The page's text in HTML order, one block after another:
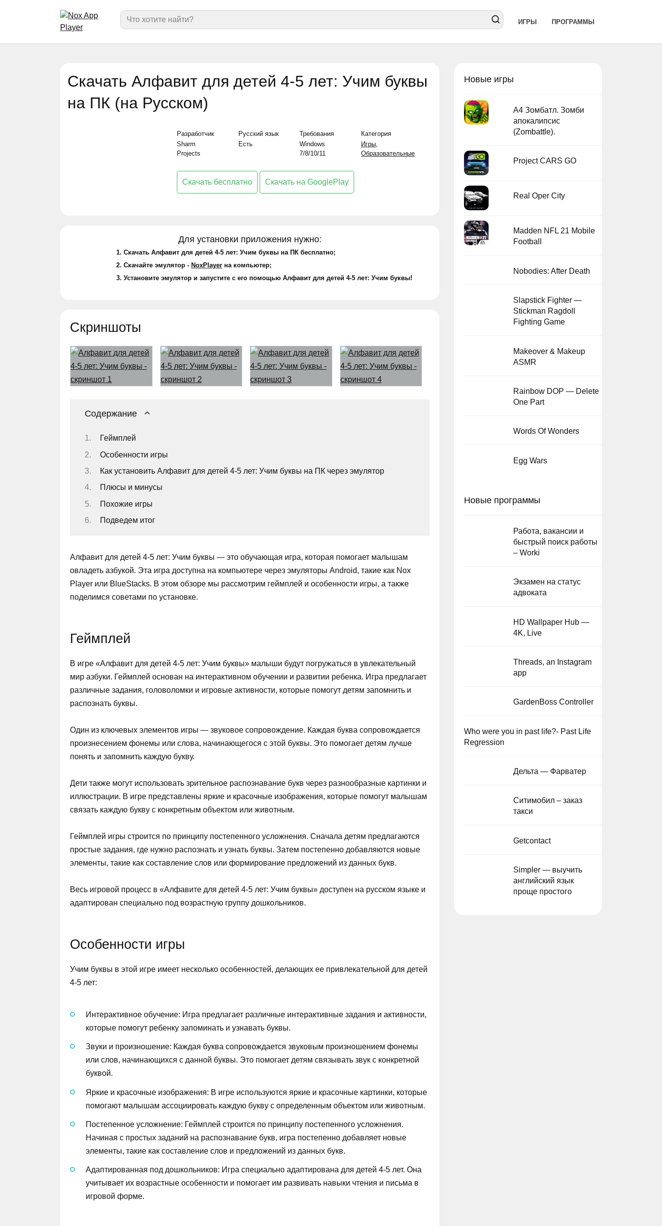
Search
for:
ИГРЫ ПРОГРАММЫ
Скачать Алфавит для детей 4-5 лет: Учим буквы
на ПК (на Русском)
Разработчик
Sharm
Projects
Русский язык
Есть
Требования
Windows
7/8/10/11
Категория
Игры
Образовательные
Скачать бесплатно Скачать на GooglePlay
Для установки приложения нужно:
Скачать Алфавит для детей 4-5 лет: Учим буквы на ПК бесплатно;
Скачайте эмулятор - NoxPlayer на компьютер;
Установите эмулятор и запустите с его помощью Алфавит для детей 4-5 лет: Учим буквы!
Скриншоты
Содержание
Геймплей
Особенности игры
Как установить Алфавит для детей 4-5 лет: Учим буквы на ПК через эмулятор
Плюсы и минусы
Похожие игры
Подведем итог
Алфавит для детей 4-5 лет: Учим буквы — это обучающая игра, которая помогает малышам
овладеть азбукой. Эта игра доступна на компьютере через эмуляторы Android, такие как Nox
Player или BlueStacks. В этом обзоре мы рассмотрим геймплей и особенности игры, а также
поделимся советами по установке.
Геймплей
В игре «Алфавит для детей 4-5 лет: Учим буквы» малыши будут погружаться в увлекательный
мир азбуки. Геймплей основан на интерактивном обучении и развитии ребенка. Игра предлагает
различные задания, головоломки и игровые активности, которые помогут детям запомнить и
распознать буквы.
Один из ключевых элементов игры — звуковое сопровождение. Каждая буква сопровождается
произнесением фонемы или слова, начинающегося с этой буквы. Это помогает детям лучше
понять и запомнить каждую букву.
Дети также могут использовать зрительное распознавание букв через разнообразные картинки и
иллюстрации. В игре представлены яркие и красочные изображения, которые помогут малышам
связать каждую букву с конкретным объектом или животным.
Геймплей игры строится по принципу постепенного усложнения. Сначала детям предлагаются
простые задания, где нужно распознать и узнать буквы. Затем постепенно добавляются новые
элементы, такие как составление слов или формирование предложений из данных букв.
Весь игровой процесс в «Алфавите для детей 4-5 лет: Учим буквы» доступен на русском языке и
адаптирован специально под возрастную группу дошкольников.
Особенности игры
Учим буквы в этой игре имеет несколько особенностей, делающих ее привлекательной для детей
4-5 лет:
Интерактивное обучение: Игра предлагает различные интерактивные задания и активности,
которые помогут ребенку запоминать и узнавать буквы.
Звуки и произношение: Каждая буква сопровождается звуковым произношением фонемы
или слов, начинающихся с данной буквы. Это помогает детям связывать звук с конкретной
буквой.
Яркие и красочные изображения: В игре используются яркие и красочные картинки, которые
помогают малышам ассоциировать каждую букву с определенным объектом или животным.
Постепенное усложнение: Геймплей строится по принципу постепенного усложнения.
Начиная с простых заданий на распознавание букв, игра постепенно добавляет новые
элементы, такие как составление слов и предложений из данных букв.
Адаптированная под дошкольников: Игра специально адаптирована для детей 4-5 лет. Она
учитывает их возрастные особенности и помогает им развивать навыки чтения и письма в
игровой форме.
Новые игры
А4 Зомбатл. Зомби
апокалипсис
(Zombattle).
Project CARS GO
Real Oper City
Madden NFL 21 Mobile
Football
Nobodies: After Death
Slapstick Fighter —
Stickman Ragdoll
Fighting Game
Makeover & Makeup
ASMR
Rainbow DOP — Delete
One Part
Words Of Wonders
Egg Wars
Новые программы
Работа, вакансии и
быстрый поиск работы
– Worki
Экзамен на статус
адвоката
HD Wallpaper Hub —
4K, Live
Threads, an Instagram
app
GardenBoss Controller
Who were you in past life?- Past Life
Regression
Дельта — Фарватер
Ситимобил – заказ
такси
Getcontact
Simpler — выучить
английский язык
проще простого